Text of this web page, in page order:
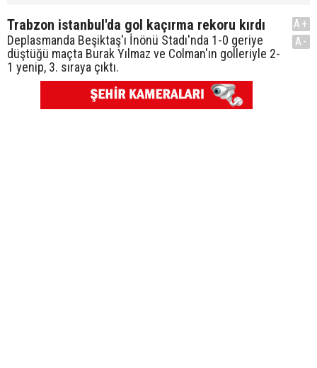
Trabzon istanbul'da gol kaçırma rekoru kırdı
Deplasmanda Beşiktaş'ı İnönü Stadı'nda 1-0 geriye
düştüğü maçta Burak Yılmaz ve Colman'ın golleriyle 2-
1 yenip, 3. sıraya çıktı.
A+
A-